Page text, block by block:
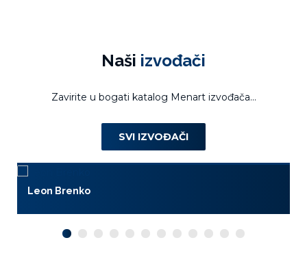
Naši izvođači
Zavirite u bogati katalog Menart izvođača...
SVI IZVOĐAČI
Leon Brenko